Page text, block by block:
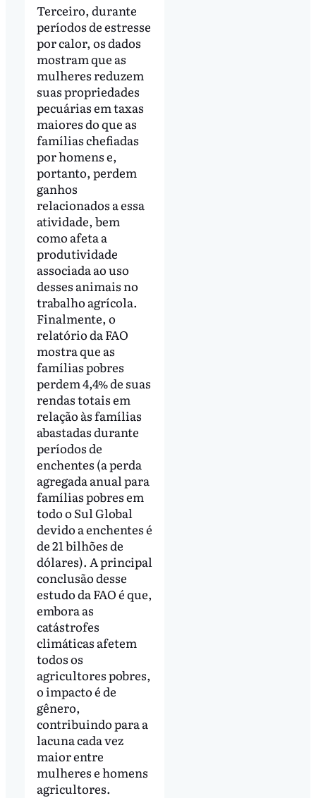
Terceiro, durante
períodos de estresse
por calor, os dados
mostram que as
mulheres reduzem
suas propriedades
pecuárias em taxas
maiores do que as
famílias chefiadas
por homens e,
portanto, perdem
ganhos
relacionados a essa
atividade, bem
como afeta a
produtividade
associada ao uso
desses animais no
trabalho agrícola.
Finalmente, o
relatório da FAO
mostra que as
famílias pobres
perdem 4,4% de suas
rendas totais em
relação às famílias
abastadas durante
períodos de
enchentes (a perda
agregada anual para
famílias pobres em
todo o Sul Global
devido a enchentes é
de 21 bilhões de
dólares). A principal
conclusão desse
estudo da FAO é que,
embora as
catástrofes
climáticas afetem
todos os
agricultores pobres,
o impacto é de
gênero,
contribuindo para a
lacuna cada vez
maior entre
mulheres e homens
agricultores.